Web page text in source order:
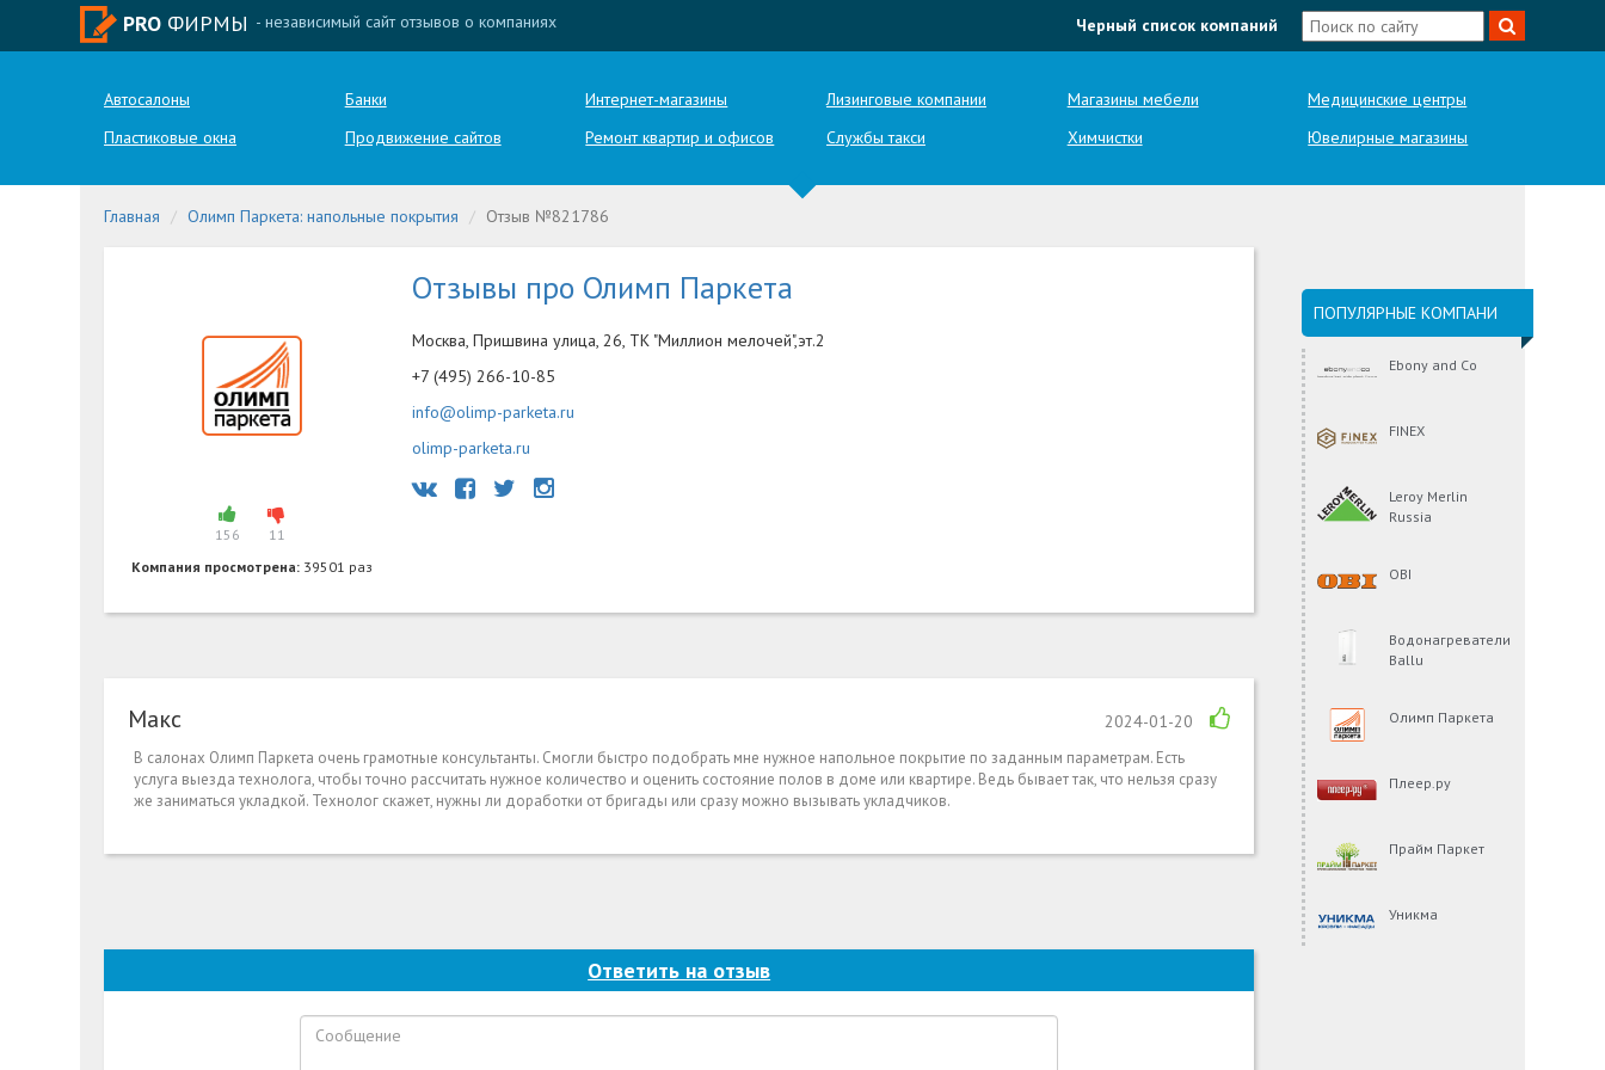
PRO ФИРМЫ - независимый сайт отзывов о компаниях Черный список компаний
Автосалоны Банки Интернет-магазины Лизинговые компании Магазины мебели
Медицинские центры
Пластиковые окна
Продвижение сайтов Ремонт квартир и офисов Службы такси Химчистки Ювелирные магазины
Главная Олимп Паркета: напольные покрытия Отзыв №821786
156
11
Компания просмотрена: 39501 раз
Отзывы про Олимп Паркета
Москва, Пришвина улица, 26, ТК "Миллион мелочей",эт.2
+7 (495) 266-10-85
info@olimp-parketa.ru
olimp-parketa.ru
Макс 2024-01-20
В салонах Олимп Паркета очень грамотные консультанты. Смогли быстро подобрать мне нужное напольное покрытие по заданным параметрам. Есть
услуга выезда технолога, чтобы точно рассчитать нужное количество и оценить состояние полов в доме или квартире. Ведь бывает так, что нельзя сразу
же заниматься укладкой. Технолог скажет, нужны ли доработки от бригады или сразу можно вызывать укладчиков.
Ответить на отзыв
ПОПУЛЯРНЫЕ КОМПАНИ
Ebony and Co
FINEX
Leroy Merlin
Russia
OBI
Водонагреватели
Ballu
Олимп Паркета
Плеер.ру
Прайм Паркет
Уникма